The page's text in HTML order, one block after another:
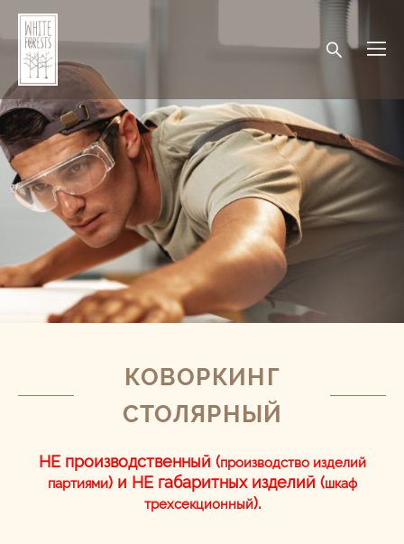
КОВОРКИНГ
СТОЛЯРНЫЙ
НЕ производственный (производство изделий
партиями) и НЕ габаритных изделий (шкаф
трехсекционный).